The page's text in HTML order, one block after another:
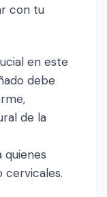
con tu
en este
debe
de la
cervicales.